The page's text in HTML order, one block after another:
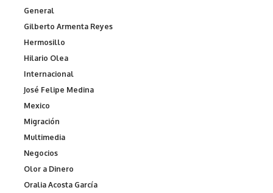
General
Gilberto Armenta Reyes
Hermosillo
Hilario Olea
Internacional
José Felipe Medina
Mexico
Migración
Multimedia
Negocios
Olor a Dinero
Oralia Acosta García